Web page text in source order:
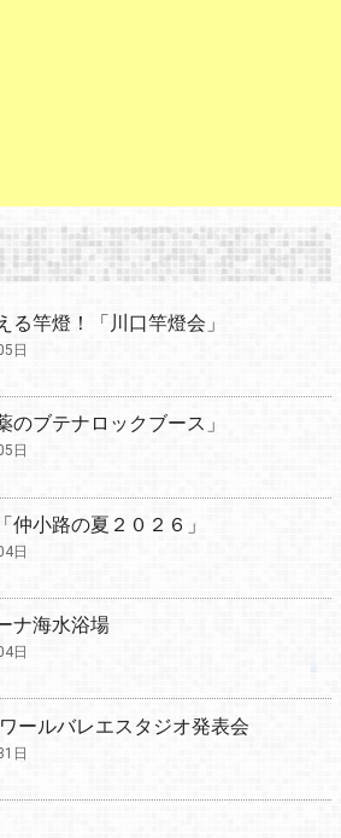
る竿燈！「川口竿燈会」
日
のブテナロックブース」
日
仲小路の夏２０２６」
日
ナ海水浴場
日
ールバレエスタジオ発表会
日